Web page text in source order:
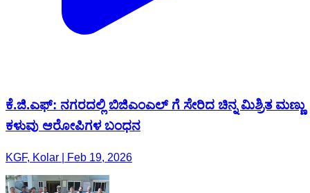
ಕೆ.ಜಿ.ಎಫ್: ನಗರದಲ್ಲಿ ಬಿಜಿಎಂಎಲ್ ಗೆ ಸೇರಿದ ಚಿನ್ನ ಮಿಶ್ರಿತ ಮಣ್ಣು
ಕಳುವು ಆರೋಪಿಗಳ ಬಂಧನ
KGF, Kolar | Feb 19, 2026